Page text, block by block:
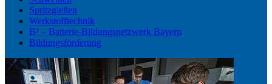
Spritzgießen
Werkstofftechnik
B³ – Batterie-Bildungsnetzwerk Bayern
Bildungsförderung